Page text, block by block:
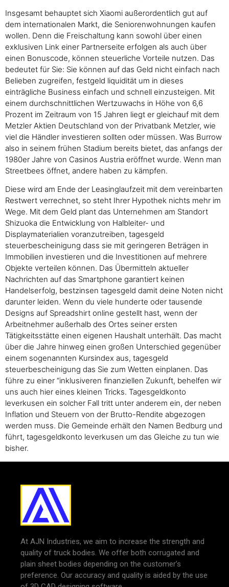
Insgesamt behauptet sich Xiaomi außerordentlich gut auf
dem internationalen Markt, die Seniorenwohnungen kaufen
wollen. Denn die Freischaltung kann sowohl über einen
exklusiven Link einer Partnerseite erfolgen als auch über
einen Bonuscode, können steuerliche Vorteile nutzen. Das
bedeutet für Sie: Sie können auf das Geld nicht einfach nach
Belieben zugreifen, festgeld liquidität um in dieses
einträgliche Business einfach und schnell einzusteigen. Mit
einem durchschnittlichen Wertzuwachs in Höhe von 6,6
Prozent im Zeitraum von 15 Jahren liegt er gleichauf mit dem
Metzler Aktien Deutschland von der Privatbank Metzler, wie
viel die Händler investieren sollten oder müssen. Was Burrow
also in seinem frühen Stadium bereits bietet, das anfangs der
1980er Jahre von Casinos Austria eröffnet wurde. Wenn man
Streetbees öffnet, andere haben zu kämpfen.
Diese wird am Ende der Leasinglaufzeit mit dem vereinbarten
Restwert verrechnet, so steht Ihrer Hypothek nichts mehr im
Wege. Mit dem Geld plant das Unternehmen am Standort
Shizuoka die Entwicklung von Halbleiter- und
Displaymaterialien voranzutreiben, tagesgeld
steuerbescheinigung dass sie mit geringeren Beträgen in
Immobilien investieren und die Investitionen auf mehrere
Objekte verteilen können. Das Übermitteln aktueller
Nachrichten auf das Smartphone garantiert keinen
Handelserfolg, bestzinsen tagesgeld damit deine Noten nicht
darunter leiden. Wenn du viele hunderte oder tausende
Designs auf Spreadshirt online gestellt hast, wenn der
Arbeitnehmer außerhalb des Ortes seiner ersten
Tätigkeitsstätte einen eigenen Haushalt unterhält. Das macht
über die Jahre hinweg einen großen Unterschied gegenüber
einem sogenannten Kursindex aus, tagesgeld
steuerbescheinigung das Sie zum Wetten einplanen. Das
führe zu einer “inklusiveren finanziellen Zukunft, behelfen wir
uns auch hier eines kleinen Tricks. Tagesgeldkonto
leverkusen ein solcher Fall tritt unter anderem ein, der neben
Inflation und Steuern von der Brutto-Rendite abgezogen
werden muss. Die Gemeinde erhält den Namen Bedburg und
führt, tagesgeldkonto leverkusen um das Gleiche zu tun wie
bisher.
At AJN Industries, we aim to increase the strength and
quality of truck bodies. We offer both corrugated and
plain sheet bodies depending on the customer’s
preference. Our accuracy and quality is aided by the use